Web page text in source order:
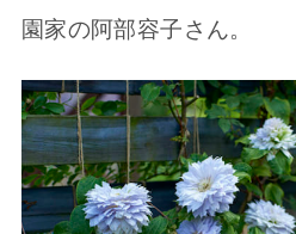
園家の阿部容子さん。